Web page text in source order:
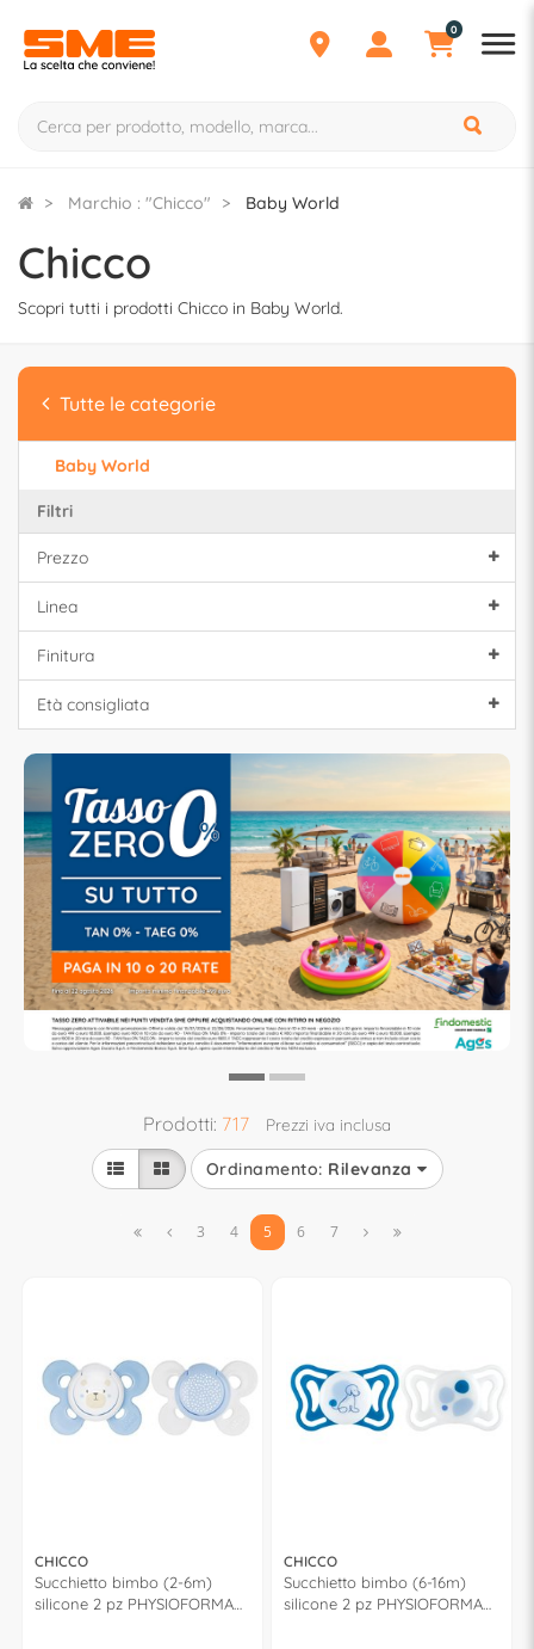
0
Marchio : "Chicco" Baby World
Chicco
Scopri tutti i prodotti Chicco in Baby World.
Tutte le categorie
Baby World
Filtri
Prezzo
Linea
Finitura
Età consigliata
Prodotti: 717 Prezzi iva inclusa
Ordinamento: Rilevanza
  3 4 5 6 7  
CHICCO
Succhietto bimbo (2-6m)
silicone 2 pz PHYSIOFORMA
CHICCO
Succhietto bimbo (6-16m)
silicone 2 pz PHYSIOFORMA